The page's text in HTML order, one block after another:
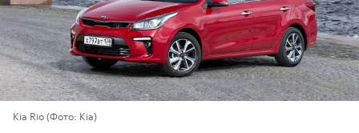
Kia Rio(Фото: Kia)